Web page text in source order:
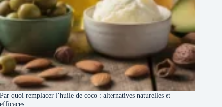
Par quoi remplacer l’huile de coco : alternatives naturelles et
efficaces